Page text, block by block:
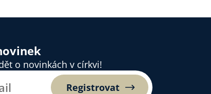
o novinkách v církvi!
Registrovat